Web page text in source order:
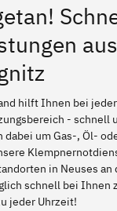
hilft Ihnen bei
- schnell
dabei um Gas-, Öl-
in Neuses an
schnell bei Ihnen
jeder Uhrzeit!